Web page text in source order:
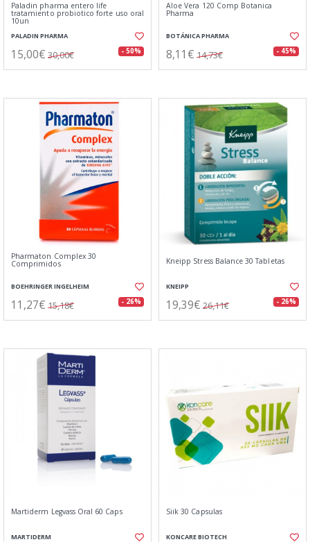
Paladin pharma entero life
tratamiento probiotico forte uso oral
10un
PALADIN PHARMA
15,00€ 30,00€ - 50%
Aloe Vera 120 Comp Botanica
Pharma
BOTÁNICA PHARMA
8,11€ 14,73€ - 45%
Pharmaton Complex 30
Comprimidos
BOEHRINGER INGELHEIM
11,27€ 15,18€ - 26%
Kneipp Stress Balance 30 Tabletas
KNEIPP
19,39€ 26,11€ - 26%
Martiderm Legvass Oral 60 Caps
MARTIDERM
Siik 30 Capsulas
KONCARE BIOTECH